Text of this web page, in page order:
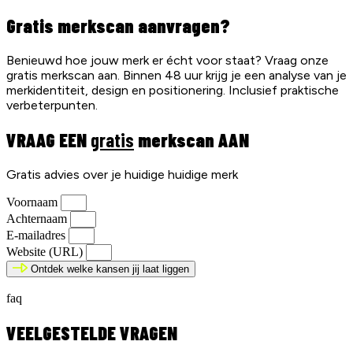
Gratis merkscan aanvragen?
Benieuwd hoe jouw merk er écht voor staat? Vraag onze
gratis merkscan aan. Binnen 48 uur krijg je een analyse van je
merkidentiteit, design en positionering. Inclusief praktische
verbeterpunten.
VRAAG EEN gratis merkscan AAN
Gratis advies over je huidige huidige merk
Voornaam
Achternaam
E-mailadres
Website (URL)
Ontdek welke kansen jij laat liggen
faq
VEELGESTELDE VRAGEN